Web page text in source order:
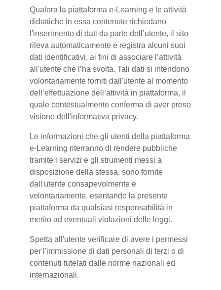
Qualora la piattaforma e-Learning e le attività
didattiche in essa contenute richiedano
l'inserimento di dati da parte dell’utente, il sito
rileva automaticamente e registra alcuni suoi
dati identificativi, ai fini di associare l’attività
all'utente che l’ha svolta. Tali dati si intendono
volontariamente forniti dall'utente al momento
dell’effettuazione dell’attività in piattaforma, il
quale contestualmente conferma di aver preso
visione dell'informativa privacy.
Le informazioni che gli utenti della piattaforma
e-Learning riterranno di rendere pubbliche
tramite i servizi e gli strumenti messi a
disposizione della stessa, sono fornite
dall'utente consapevolmente e
volontariamente, esentando la presente
piattaforma da qualsiasi responsabilità in
merito ad eventuali violazioni delle leggi.
Spetta all'utente verificare di avere i permessi
per l'immissione di dati personali di terzi o di
contenuti tutelati dalle norme nazionali ed
internazionali.